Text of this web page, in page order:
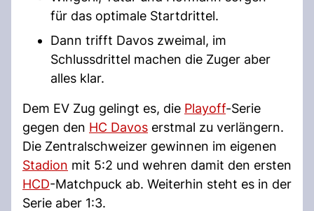
für das optimale Startdrittel.
Dann trifft Davos zweimal, im
Schlussdrittel machen die Zuger aber
alles klar.
Dem EV Zug gelingt es, die Playoff-Serie
gegen den HC Davos erstmal zu verlängern.
Die Zentralschweizer gewinnen im eigenen
Stadion mit 5:2 und wehren damit den ersten
HCD-Matchpuck ab. Weiterhin steht es in der
Serie aber 1:3.